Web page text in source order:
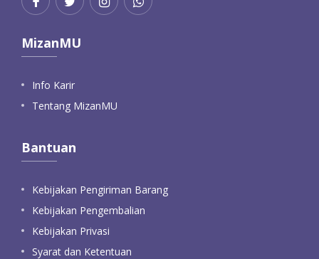
MizanMU
Info Karir
Tentang MizanMU
Bantuan
Kebijakan Pengiriman Barang
Kebijakan Pengembalian
Kebijakan Privasi
Syarat dan Ketentuan